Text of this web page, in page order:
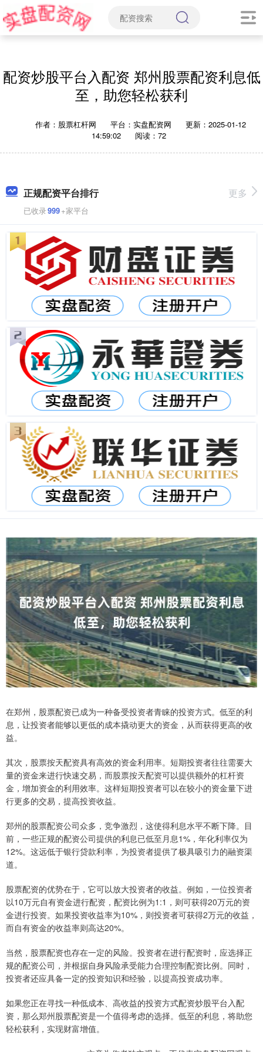
配资炒股平台入配资 郑州股票配资利息低
至，助您轻松获利
作者：股票杠杆网 平台：实盘配资网
更新：2025-01-12
14:59:02
阅读：72
正规配资平台排行
已收录999+家平台
更多
在郑州，股票配资已成为一种备受投资者青睐的投资方式。低至的利
息，让投资者能够以更低的成本撬动更大的资金，从而获得更高的收
益。
其次，股票按天配资具有高效的资金利用率。短期投资者往往需要大
量的资金来进行快速交易，而股票按天配资可以提供额外的杠杆资
金，增加资金的利用效率。这样短期投资者可以在较小的资金量下进
行更多的交易，提高投资收益。
郑州的股票配资公司众多，竞争激烈，这使得利息水平不断下降。目
前，一些正规的配资公司提供的利息已低至月息1%，年化利率仅为
12%。这远低于银行贷款利率，为投资者提供了极具吸引力的融资渠
道。
股票配资的优势在于，它可以放大投资者的收益。例如，一位投资者
以10万元自有资金进行配资，配资比例为1:1，则可获得20万元的资
金进行投资。如果投资收益率为10%，则投资者可获得2万元的收益，
而自有资金的收益率则高达20%。
当然，股票配资也存在一定的风险。投资者在进行配资时，应选择正
规的配资公司，并根据自身风险承受能力合理控制配资比例。同时，
投资者还应具备一定的投资知识和经验，以提高投资成功率。
如果您正在寻找一种低成本、高收益的投资方式配资炒股平台入配
资，那么郑州股票配资是一个值得考虑的选择。低至的利息，将助您
轻松获利，实现财富增值。